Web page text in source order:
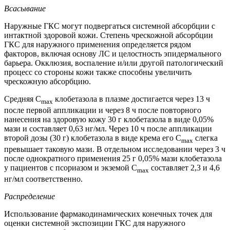
Всасывание
Наружные ГКС могут подвергаться системной абсорбции с
интактной здоровой кожи. Степень чрескожной абсорбции
ГКС для наружного применения определяется рядом
факторов, включая основу ЛС и целостность эпидермального
барьера. Окклюзия, воспаление и/или другой патологический
процесс со стороны кожи также способны увеличить
чрескожную абсорбцию.
Средняя Cmax клобетазола в плазме достигается через 13 ч
после первой аппликации и через 8 ч после повторного
нанесения на здоровую кожу 30 г клобетазола в виде 0,05%
мази и составляет 0,63 нг/мл. Через 10 ч после аппликации
второй дозы (30 г) клобетазола в виде крема его Cmax слегка
превышает таковую мази. В отдельном исследовании через 3 ч
после однократного применения 25 г 0,05% мази клобетазола
у пациентов с псориазом и экземой Cmax составляет 2,3 и 4,6
нг/мл соответственно.
Распределение
Использование фармакодинамических конечных точек для
оценки системной экспозиции ГКС для наружного